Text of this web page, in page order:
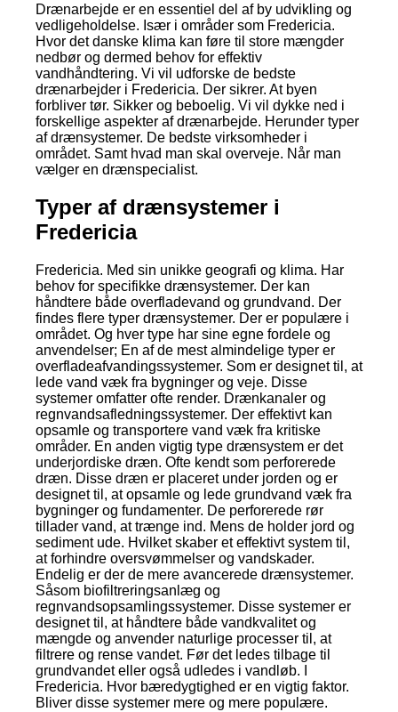
Drænarbejde er en essentiel del af by udvikling og
vedligeholdelse. Især i områder som Fredericia.
Hvor det danske klima kan føre til store mængder
nedbør og dermed behov for effektiv
vandhåndtering. Vi vil udforske de bedste
drænarbejder i Fredericia. Der sikrer. At byen
forbliver tør. Sikker og beboelig. Vi vil dykke ned i
forskellige aspekter af drænarbejde. Herunder typer
af drænsystemer. De bedste virksomheder i
området. Samt hvad man skal overveje. Når man
vælger en drænspecialist.
Typer af drænsystemer i
Fredericia
Fredericia. Med sin unikke geografi og klima. Har
behov for specifikke drænsystemer. Der kan
håndtere både overfladevand og grundvand. Der
findes flere typer drænsystemer. Der er populære i
området. Og hver type har sine egne fordele og
anvendelser; En af de mest almindelige typer er
overfladeafvandingssystemer. Som er designet til, at
lede vand væk fra bygninger og veje. Disse
systemer omfatter ofte render. Drænkanaler og
regnvandsafledningssystemer. Der effektivt kan
opsamle og transportere vand væk fra kritiske
områder. En anden vigtig type drænsystem er det
underjordiske dræn. Ofte kendt som perforerede
dræn. Disse dræn er placeret under jorden og er
designet til, at opsamle og lede grundvand væk fra
bygninger og fundamenter. De perforerede rør
tillader vand, at trænge ind. Mens de holder jord og
sediment ude. Hvilket skaber et effektivt system til,
at forhindre oversvømmelser og vandskader.
Endelig er der de mere avancerede drænsystemer.
Såsom biofiltreringsanlæg og
regnvandsopsamlingssystemer. Disse systemer er
designet til, at håndtere både vandkvalitet og
mængde og anvender naturlige processer til, at
filtrere og rense vandet. Før det ledes tilbage til
grundvandet eller også udledes i vandløb. I
Fredericia. Hvor bæredygtighed er en vigtig faktor.
Bliver disse systemer mere og mere populære.